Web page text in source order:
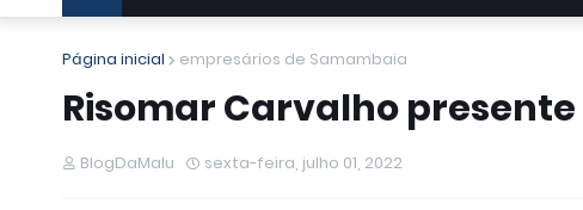
Página inicial empresários de Samambaia
Risomar Carvalho presente
BlogDaMalu sexta-feira, julho 01, 2022